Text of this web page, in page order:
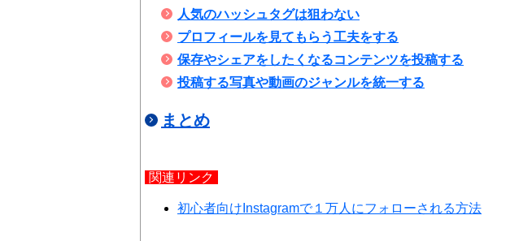
人気のハッシュタグは狙わない
プロフィールを見てもらう工夫をする
保存やシェアをしたくなるコンテンツを投稿する
投稿する写真や動画のジャンルを統一する
まとめ
関連リンク
初心者向けInstagramで１万人にフォローされる方法